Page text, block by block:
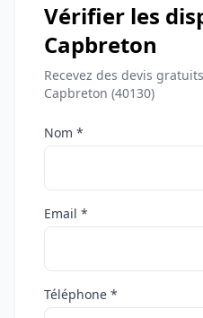
Vérifier les
Capbreton
Recevez des devis
Capbreton (40130)
Nom *
Email *
Téléphone *